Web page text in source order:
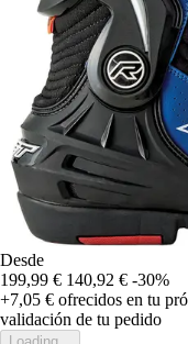
Desde
199,99 € 140,92 € -30%
+7,05 € ofrecidos en tu
validación de tu pedido